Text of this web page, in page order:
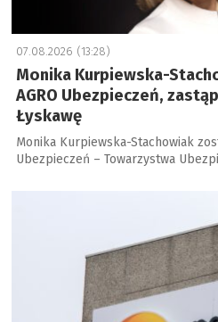
07.08.2026 (13:28)
Monika Kurpiewska-
AGRO Ubezpieczeń,
Łyskawę
Monika Kurpiewska-Stachowiak
Ubezpieczeń – Towarzystwa